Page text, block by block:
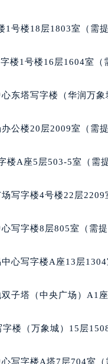
号恒隆广场写字楼1座
街199号苏州中心办公楼
地王大厦12楼1224室（
浦西万达中心写字楼A
万达金融中心A座907
路33号亨特国际金融中
39号勒泰中心写字楼B
海口华润大厦B座17层
号腾达中心东1幢20
津西路16号兰州中心写
会战大街天梭售后服务
号楼18层1803室（需提
楼1号楼16层1604室（
东塔写字楼（华润万象
公楼20层2009室（需提
楼A座5层503-5室（需
写字楼4号楼22层2209
写字楼8层805室（需提
心写字楼A座13层1304
子塔（中央广场）A1
楼（万象城）15层
写字楼A塔7层704室（